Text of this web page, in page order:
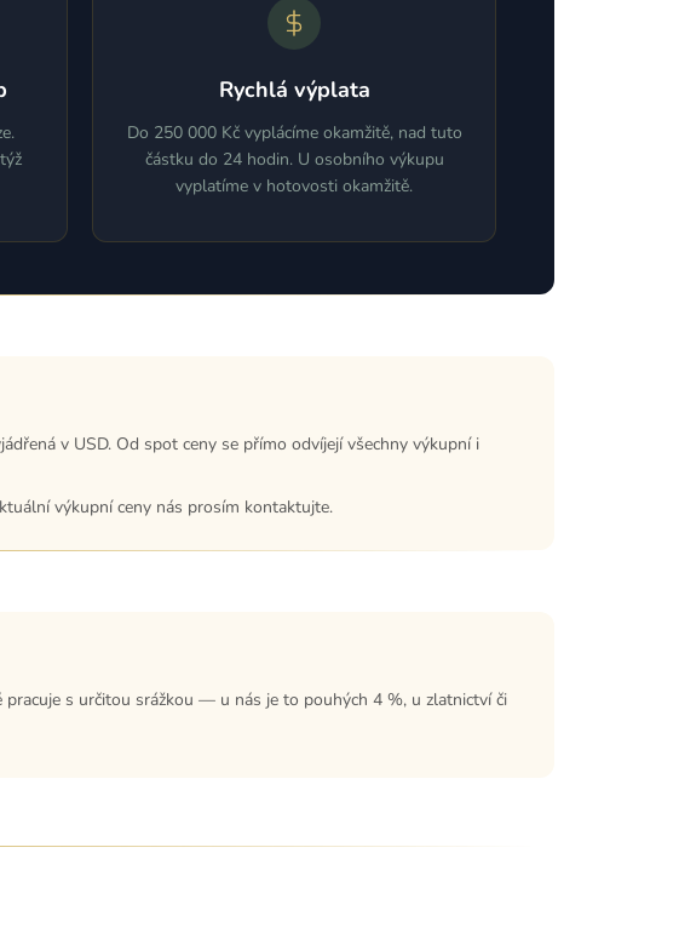
Rychlá výplata
Do 250 000 Kč vyplácíme okamžitě, nad tuto
částku do 24 hodin. U osobního výkupu
vyplatíme v hotovosti okamžitě.
v USD. Od spot ceny se přímo odvíjejí všechny výkupní i
výkupní ceny nás prosím kontaktujte.
s určitou srážkou — u nás je to pouhých 4 %, u zlatnictví či